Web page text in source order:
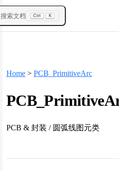
搜索文档 Ctrl K
Home > PCB_PrimitiveArc
PCB & 封装 / 圆弧线图元类